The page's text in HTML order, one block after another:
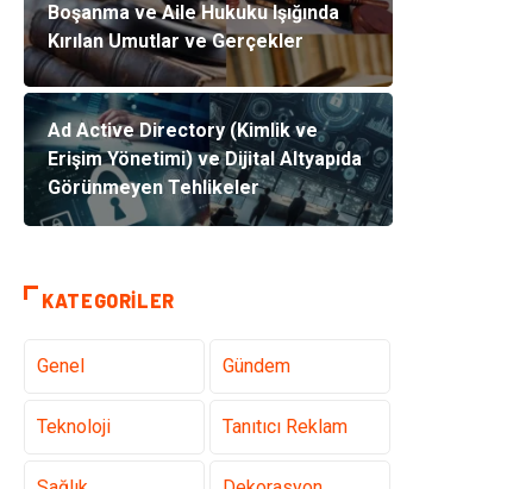
Boşanma ve Aile Hukuku Işığında
Kırılan Umutlar ve Gerçekler
Ad Active Directory (Kimlik ve
Erişim Yönetimi) ve Dijital Altyapıda
Görünmeyen Tehlikeler
KATEGORILER
Genel Gündem
Teknoloji Tanıtıcı Reklam